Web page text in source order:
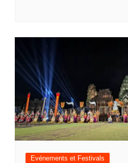
Evénements et Festivals